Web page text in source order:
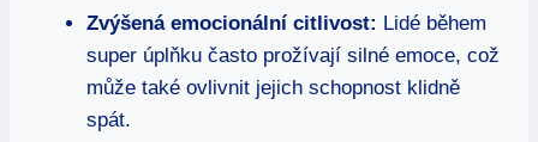
Zvýšená emocionální citlivost: Lidé během
super úplňku často prožívají silné emoce, což
může také ovlivnit jejich schopnost klidně
spát.